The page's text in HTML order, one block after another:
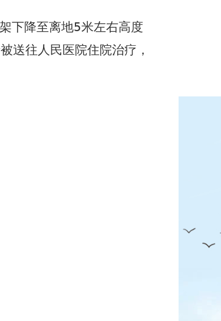
下降至离地5米左右高度
送往人民医院住院治疗，